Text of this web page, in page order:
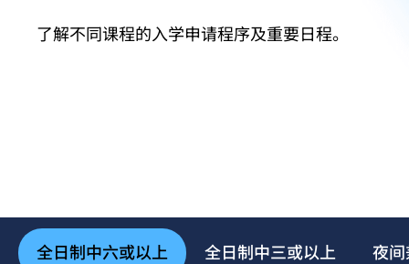
了解不同课程的入学申请程序及重要日程。
全日制中六或以上 全日制中三或以上 夜间